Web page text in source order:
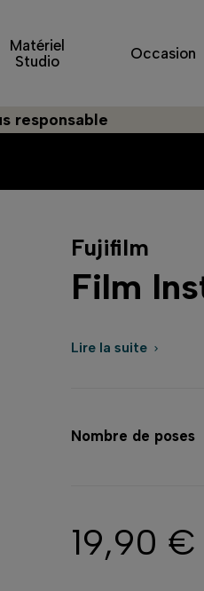
Matériel
Studio
Occasion
Fujifilm
Film
Lire la suite 
Nombre de poses
19,90 €